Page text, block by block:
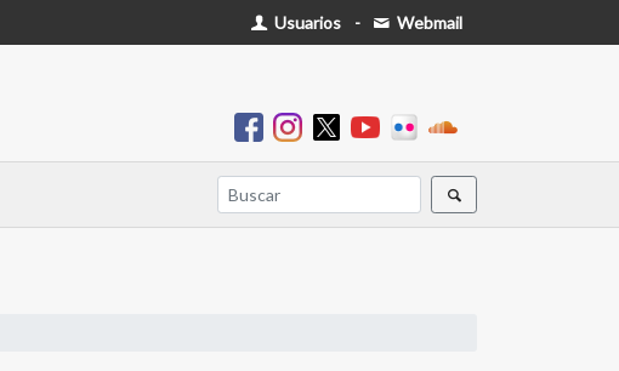
Usuarios - Webmail